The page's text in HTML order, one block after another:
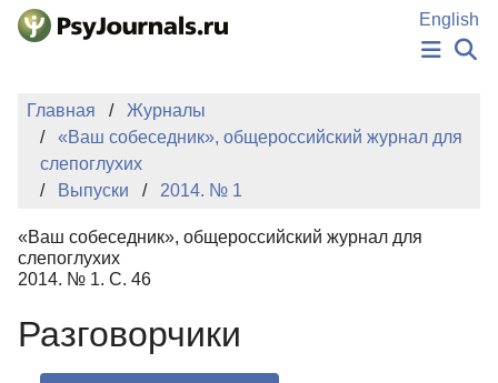
Перейти к основному содержанию
English
НОВОСТИ
ИЗДАНИЯ
АВТОРЫ
БАЗА ЗНАНИЙ
КЛЮЧЕВЫЕ СЛОВА
Регистрация
Вход
Главная
Журналы
«Ваш собеседник», общероссийский журнал для
слепоглухих
Выпуски
2014. № 1
«Ваш собеседник», общероссийский журнал для
слепоглухих
2014. № 1. С. 46
Разговорчики